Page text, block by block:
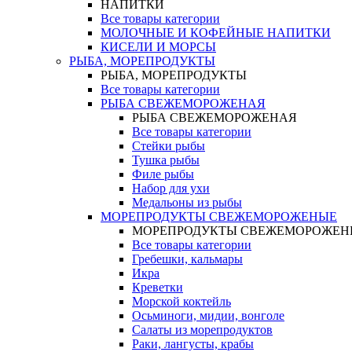
НАПИТКИ
Все товары категории
МОЛОЧНЫЕ И КОФЕЙНЫЕ НАПИТКИ
КИСЕЛИ И МОРСЫ
РЫБА, МОРЕПРОДУКТЫ
РЫБА, МОРЕПРОДУКТЫ
Все товары категории
РЫБА СВЕЖЕМОРОЖЕНАЯ
РЫБА СВЕЖЕМОРОЖЕНАЯ
Все товары категории
Стейки рыбы
Тушка рыбы
Филе рыбы
Набор для ухи
Медальоны из рыбы
МОРЕПРОДУКТЫ СВЕЖЕМОРОЖЕНЫЕ
МОРЕПРОДУКТЫ
Все товары категории
Гребешки, кальмары
Икра
Креветки
Морской коктейль
Осьминоги, мидии, вонголе
Салаты из морепродуктов
Раки, лангусты, крабы